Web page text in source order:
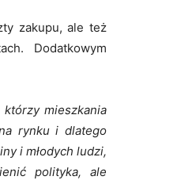
zakupu, ale też
Dodatkowym
mieszkania
rynku i dlatego
i młodych ludzi,
polityka, ale